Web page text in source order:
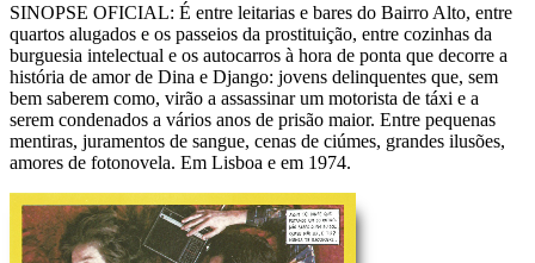
SINOPSE OFICIAL: É entre leitarias e bares do Bairro Alto, entre
quartos alugados e os passeios da prostituição, entre cozinhas da
burguesia intelectual e os autocarros à hora de ponta que decorre a
história de amor de Dina e Django: jovens delinquentes que, sem
bem saberem como, virão a assassinar um motorista de táxi e a
serem condenados a vários anos de prisão maior. Entre pequenas
mentiras, juramentos de sangue, cenas de ciúmes, grandes ilusões,
amores de fotonovela. Em Lisboa e em 1974.